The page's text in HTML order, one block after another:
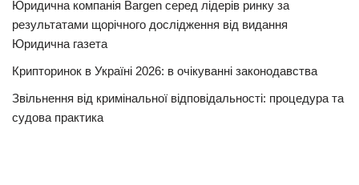
Юридична компанія Bargen серед лідерів ринку за
результатами щорічного дослідження від видання
Юридична газета
Крипторинок в Україні 2026: в очікуванні законодавства
Звільнення від кримінальної відповідальності: процедура та
судова практика